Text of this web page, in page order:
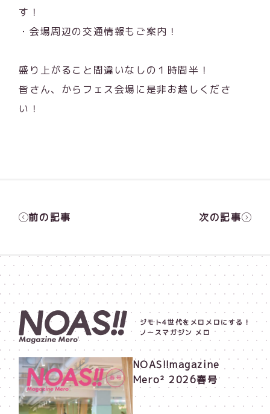
す！
・会場周辺の交通情報もご案内！
盛り上がること間違いなしの１時間半！
皆さん、からフェス会場に是非お越しくださ
い！
前の記事 次の記事
ジモト4世代をメロメロにする！
ノースマガジン メロ
NOAS!!magazine
Mero² 2026春号